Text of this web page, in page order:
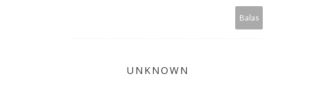
Balas
UNKNOWN